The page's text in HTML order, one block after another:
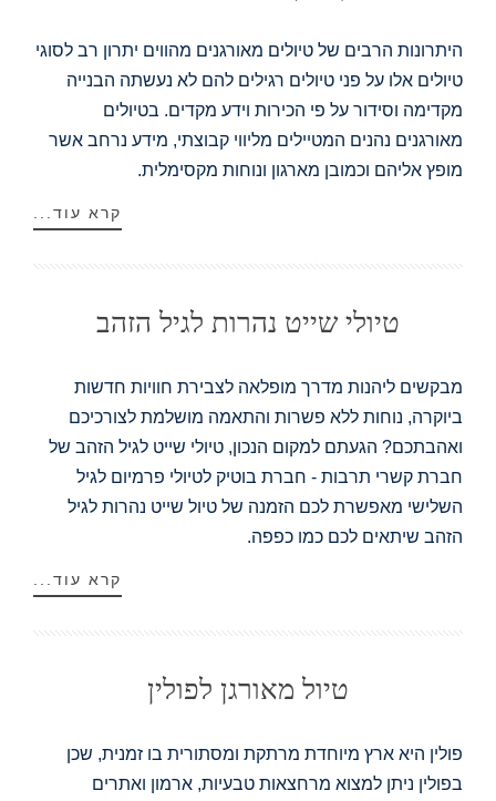
היתרונות הרבים של טיולים מאורגנים מהווים יתרון רב לסוגי
טיולים אלו על פני טיולים רגילים להם לא נעשתה הבנייה
מקדימה וסידור על פי הכירות וידע מקדים. בטיולים
מאורגנים נהנים המטיילים מליווי קבוצתי, מידע נרחב אשר
מופץ אליהם וכמובן מארגון ונוחות מקסימלית.
קרא עוד...
טיולי שייט נהרות לגיל הזהב
מבקשים ליהנות מדרך מופלאה לצבירת חוויות חדשות
ביוקרה, נוחות ללא פשרות והתאמה מושלמת לצורכיכם
ואהבתכם? הגעתם למקום הנכון, טיולי שייט לגיל הזהב של
חברת קשרי תרבות - חברת בוטיק לטיולי פרמיום לגיל
השלישי מאפשרת לכם הזמנה של טיול שייט נהרות לגיל
הזהב שיתאים לכם כמו כפפה.
קרא עוד...
טיול מאורגן לפולין
פולין היא ארץ מיוחדת מרתקת ומסתורית בו זמנית, שכן
בפולין ניתן למצוא מרחצאות טבעיות, ארמון ואתרים